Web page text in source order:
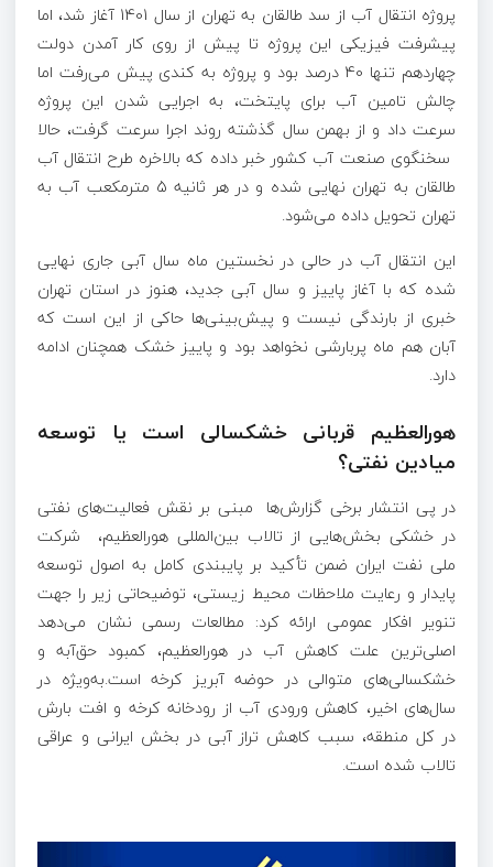
پروژه انتقال آب از سد طالقان به تهران از سال 1401 آغاز شد، اما
پیشرفت فیزیکی این پروژه تا پیش از روی کار آمدن دولت
چهاردهم تنها 40 درصد بود و پروژه به کندی پیش می‌رفت اما
چالش تامین آب برای پایتخت،‌ به اجرایی شدن این پروژه
سرعت داد و از بهمن سال گذشته روند اجرا سرعت گرفت، حالا
سخنگوی صنعت آب کشور خبر داده که بالاخره طرح انتقال آب
طالقان به تهران نهایی شده و در هر ثانیه 5 مترمکعب آب به
تهران تحویل داده می‌شود.
این انتقال آب در حالی در نخستین ماه سال آبی جاری نهایی
شده که با آغاز پاییز و سال آبی جدید، هنوز در استان تهران
خبری از بارندگی نیست و پیش‌بینی‌ها حاکی از این است که
آبان هم ماه پربارشی نخواهد بود و پاییز خشک همچنان ادامه
دارد.
هورالعظیم قربانی خشکسالی است یا توسعه
میادین نفتی؟
در پی انتشار برخی گزارش‌ها مبنی بر نقش فعالیت‌های نفتی
در خشکی بخش‌هایی از تالاب بین‌المللی هورالعظیم، شرکت
ملی نفت ایران ضمن تأکید بر پایبندی کامل به اصول توسعه
پایدار و رعایت ملاحظات محیط زیستی، توضیحاتی زیر را جهت
تنویر افکار عمومی ارائه کرد: مطالعات رسمی نشان می‌دهد
اصلی‌ترین علت کاهش آب در هورالعظیم، کمبود حق‌آبه و
خشکسالی‌های متوالی در حوضه آبریز کرخه است.به‌ویژه در
سال‌های اخیر، کاهش ورودی آب از رودخانه کرخه و افت بارش
در کل منطقه، سبب کاهش تراز آبی در بخش ایرانی و عراقی
تالاب شده است.